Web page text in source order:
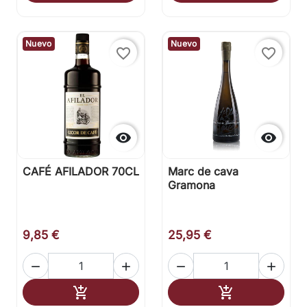
Nuevo

favorite_border
CAFÉ AFILADOR 70CL
9,85 €
 
 Añadir al carrito
Nuevo

favorite_border
Marc de cava
Gramona
25,95 €
 
 Añadir al